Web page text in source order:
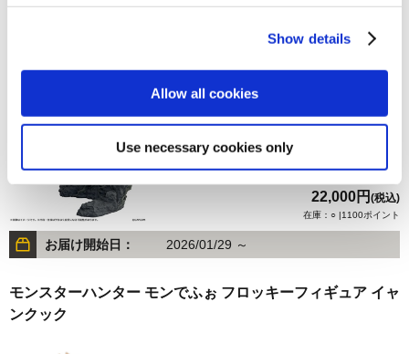
Show details
Allow all cookies
Use necessary cookies only
カプコンフィギュアビルダー クリエイターズモデル 雌火
竜 リオレイア Ver.2.0
22,000円 (税込)
在庫：○ |1100ポイント
お届け開始日： 2026/01/29 ～
モンスターハンター モンでふぉ フロッキーフィギュア イャ
ンクック